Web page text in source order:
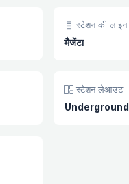
स्टेशन की लाइन
मैजेंटा
स्टेशन लेआउट
Underground